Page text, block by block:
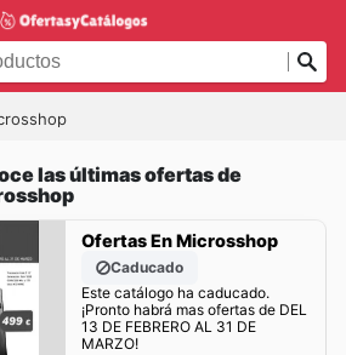
las últimas ofertas de
Ofertas En Microsshop
Caducado
Este catálogo ha caducado.
¡Pronto habrá mas ofertas de DEL
13 DE FEBRERO AL 31 DE
MARZO!